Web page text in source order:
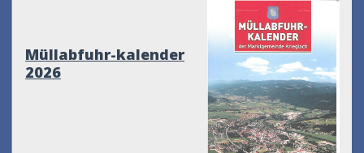
Müllabfuhr-kalender
2026